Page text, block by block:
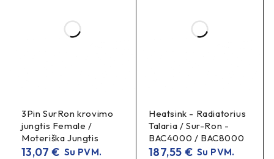
3Pin SurRon krovimo
jungtis Female /
Moteriška Jungtis
13,07€ Su PVM.
Heatsink - Radiatorius
Talaria / Sur-Ron -
BAC4000 / BAC8000
187,55 € Su PVM.